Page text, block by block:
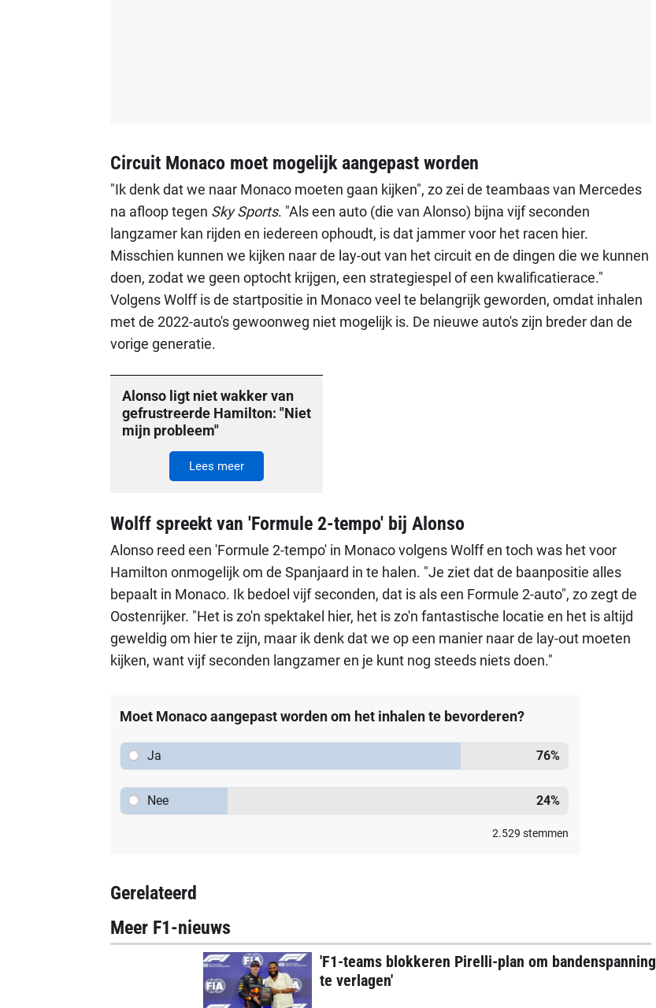
Circuit Monaco moet mogelijk aangepast worden
"Ik denk dat we naar Monaco moeten gaan kijken", zo zei de teambaas van Mercedes
na afloop tegen Sky Sports. "Als een auto (die van Alonso) bijna vijf seconden
langzamer kan rijden en iedereen ophoudt, is dat jammer voor het racen hier.
Misschien kunnen we kijken naar de lay-out van het circuit en de dingen die we kunnen
doen, zodat we geen optocht krijgen, een strategiespel of een kwalificatierace."
Volgens Wolff is de startpositie in Monaco veel te belangrijk geworden, omdat inhalen
met de 2022-auto's gewoonweg niet mogelijk is. De nieuwe auto's zijn breder dan de
vorige generatie.
Alonso ligt niet wakker van
gefrustreerde Hamilton: "Niet
mijn probleem"
Lees meer
Wolff spreekt van 'Formule 2-tempo' bij Alonso
Alonso reed een 'Formule 2-tempo' in Monaco volgens Wolff en toch was het voor
Hamilton onmogelijk om de Spanjaard in te halen. "Je ziet dat de baanpositie alles
bepaalt in Monaco. Ik bedoel vijf seconden, dat is als een Formule 2-auto", zo zegt de
Oostenrijker. "Het is zo'n spektakel hier, het is zo'n fantastische locatie en het is altijd
geweldig om hier te zijn, maar ik denk dat we op een manier naar de lay-out moeten
kijken, want vijf seconden langzamer en je kunt nog steeds niets doen."
Moet Monaco aangepast worden om het inhalen te bevorderen?
Ja 76%
Nee 24%
2.529 stemmen
Gerelateerd
Meer F1-nieuws
'F1-teams blokkeren Pirelli-plan om bandenspanning
te verlagen'